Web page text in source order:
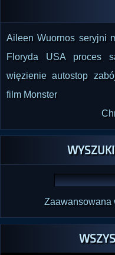
Aileen Wuornos seryjni
Floryda
USA proces
więzienie autostop
film Monster
Zaawansowana